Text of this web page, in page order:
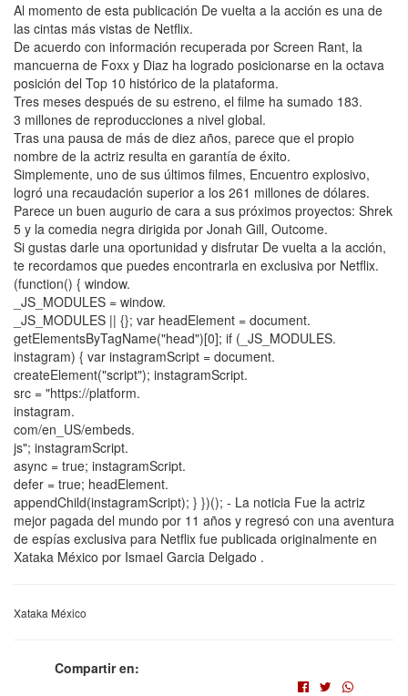
Al momento de esta publicación De vuelta a la acción es una de
las cintas más vistas de Netflix.
De acuerdo con información recuperada por Screen Rant, la
mancuerna de Foxx y Diaz ha logrado posicionarse en la octava
posición del Top 10 histórico de la plataforma.
Tres meses después de su estreno, el filme ha sumado 183.
3 millones de reproducciones a nivel global.
Tras una pausa de más de diez años, parece que el propio
nombre de la actriz resulta en garantía de éxito.
Simplemente, uno de sus últimos filmes, Encuentro explosivo,
logró una recaudación superior a los 261 millones de dólares.
Parece un buen augurio de cara a sus próximos proyectos: Shrek
5 y la comedia negra dirigida por Jonah Gill, Outcome.
Si gustas darle una oportunidad y disfrutar De vuelta a la acción,
te recordamos que puedes encontrarla en exclusiva por Netflix.
(function() { window.
_JS_MODULES = window.
_JS_MODULES || {}; var headElement = document.
getElementsByTagName("head")[0]; if (_JS_MODULES.
instagram) { var instagramScript = document.
createElement("script"); instagramScript.
src = "https://platform.
instagram.
com/en_US/embeds.
js"; instagramScript.
async = true; instagramScript.
defer = true; headElement.
appendChild(instagramScript); } })(); - La noticia Fue la actriz
mejor pagada del mundo por 11 años y regresó con una aventura
de espías exclusiva para Netflix fue publicada originalmente en
Xataka México por Ismael Garcia Delgado .
Xataka México
Compartir en: